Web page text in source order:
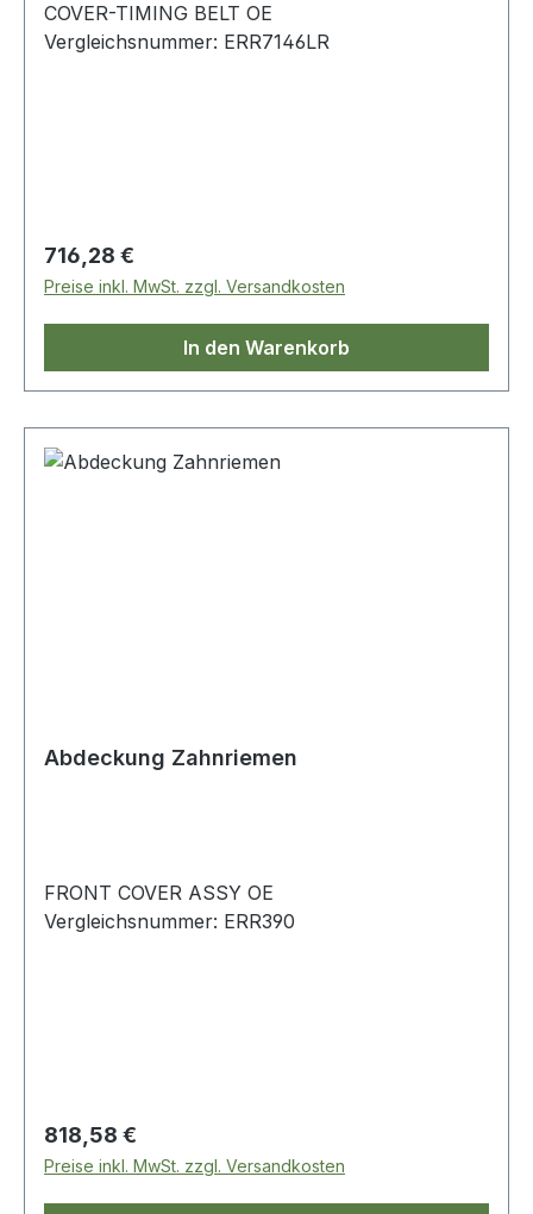
COVER-TIMING BELT OE
Vergleichsnummer: ERR7146LR
Regulärer Preis:
716,28 €
Preise inkl. MwSt. zzgl. Versandkosten
In den Warenkorb
Abdeckung Zahnriemen
FRONT COVER ASSY OE
Vergleichsnummer: ERR390
Regulärer Preis:
818,58 €
Preise inkl. MwSt. zzgl. Versandkosten